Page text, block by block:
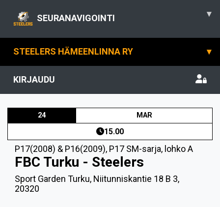
SEURANAVIGOINTI ▾
STEELERS HÄMEENLINNA RY ▾
KIRJAUDU
24 MAR
15.00
P17(2008) & P16(2009), P17 SM-sarja, lohko A
FBC Turku - Steelers
Sport Garden Turku, Niitunniskantie 18 B 3,
20320